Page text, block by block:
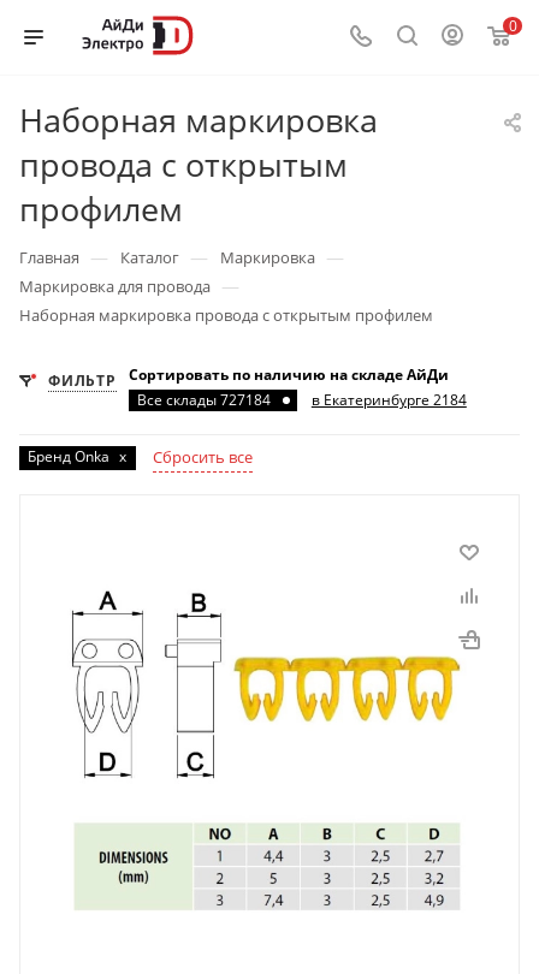
0
Наборная маркировка
провода с открытым
профилем
Главная — Каталог — Маркировка —
Маркировка для провода —
Наборная маркировка провода с открытым профилем
ФИЛЬТР
Сортировать по наличию на складе АйДи
Все склады 727184
в Екатеринбурге 2184
Бренд Onka x Сбросить все